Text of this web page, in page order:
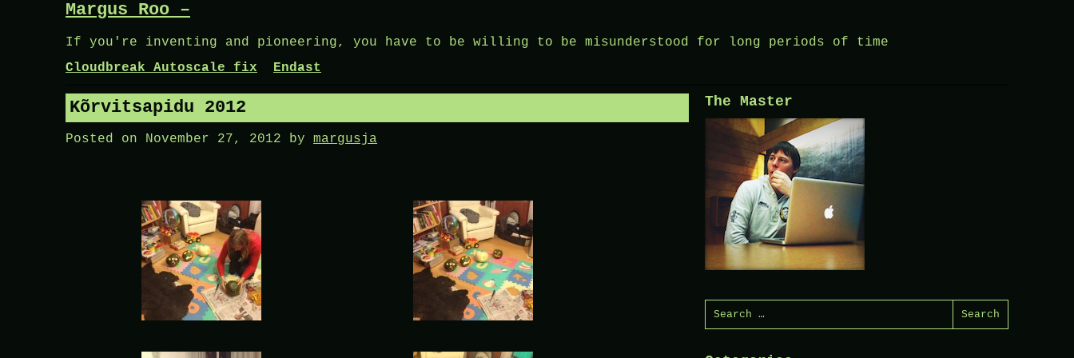
Margus Roo –
If you're inventing and pioneering, you have to be willing to be misunderstood for long periods of time
Cloudbreak Autoscale fix
Endast
Kõrvitsapidu 2012
Posted on November 27, 2012 by margusja
The Master
Search
for: